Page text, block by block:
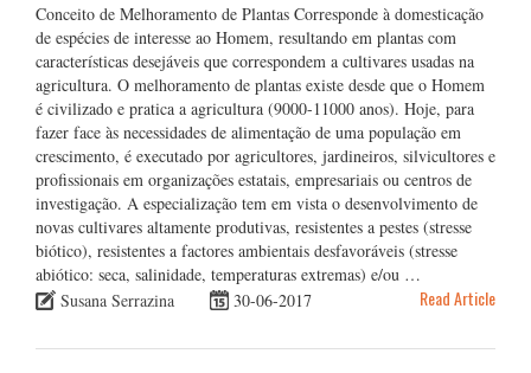
Conceito de Melhoramento de Plantas Corresponde à domesticação
de espécies de interesse ao Homem, resultando em plantas com
características desejáveis que correspondem a cultivares usadas na
agricultura. O melhoramento de plantas existe desde que o Homem
é civilizado e pratica a agricultura (9000-11000 anos). Hoje, para
fazer face às necessidades de alimentação de uma população em
crescimento, é executado por agricultores, jardineiros, silvicultores e
profissionais em organizações estatais, empresariais ou centros de
investigação. A especialização tem em vista o desenvolvimento de
novas cultivares altamente produtivas, resistentes a pestes (stresse
biótico), resistentes a factores ambientais desfavoráveis (stresse
abiótico: seca, salinidade, temperaturas extremas) e/ou …
Susana Serrazina
30-06-2017 Read Article